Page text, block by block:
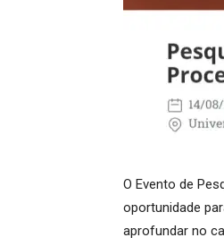
O Evento de
oportunidade
aprofundar no